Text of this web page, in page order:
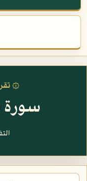
۞
سورة